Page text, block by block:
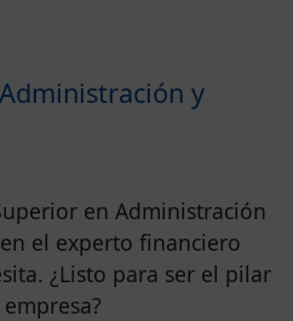
y
en Administración
el experto financiero
¿Listo para ser el pilar